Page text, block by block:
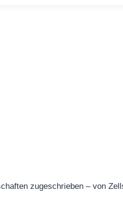
zugeschrieben – von